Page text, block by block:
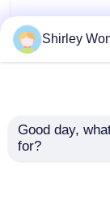
V3300 Kubota
cilinders
Shirley
Good day,
for?